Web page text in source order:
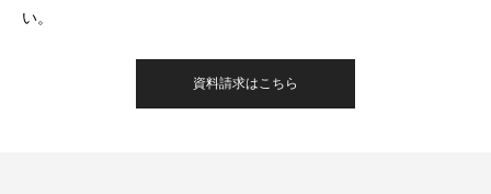
い。
資料請求はこちら